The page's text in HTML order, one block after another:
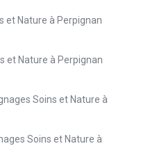
et Nature à Perpignan
et Nature à Perpignan
Soins et Nature à
Soins et Nature à